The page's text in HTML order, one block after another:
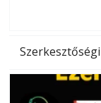
Szerkesztőségi